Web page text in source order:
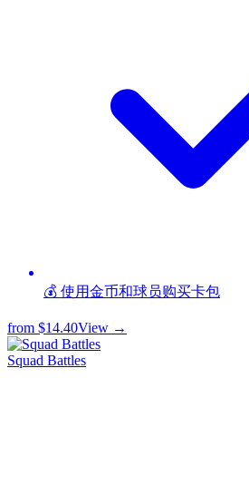
💰 使用金币和球员购买卡包
from $14.40View →
Squad Battles